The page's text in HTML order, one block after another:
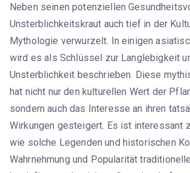
Neben seinen potenziellen
Unsterblichkeitskraut auch tief in der
Mythologie verwurzelt. In einigen
wird es als Schlüssel zur Langlebigkeit
Unsterblichkeit beschrieben. Diese
hat nicht nur den kulturellen Wert der
sondern auch das Interesse an ihren
Wirkungen gesteigert. Es ist interessant
wie solche Legenden und historischen
Wahrnehmung und Popularität